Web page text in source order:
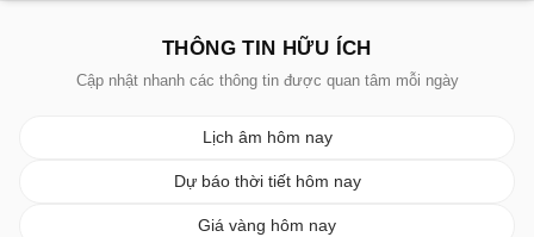
THÔNG TIN HỮU ÍCH
Cập nhật nhanh các thông tin được quan tâm mỗi ngày
Lịch âm hôm nay
Dự báo thời tiết hôm nay
Giá vàng hôm nay